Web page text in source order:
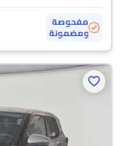
مفحوصة
ومضمونة